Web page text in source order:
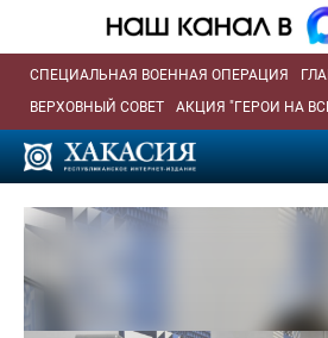
СПЕЦИАЛЬНАЯ ВОЕННАЯ ОПЕРАЦИЯ
ВЕРХОВНЫЙ СОВЕТ
АКЦИЯ "ГЕРОИ НА